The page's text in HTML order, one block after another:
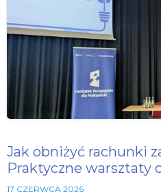
Jak obniżyć rachunki
Praktyczne warsztaty
17 CZERWCA 2026